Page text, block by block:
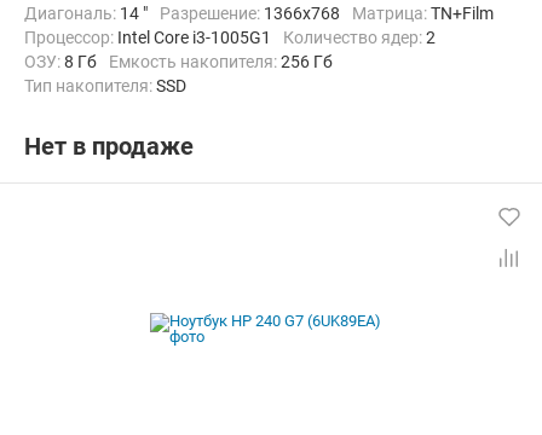
Диагональ: 14 " Разрешение: 1366x768 Матрица:TN+Film
Процессор: Intel Core i3-1005G1 Количество ядер:2
ОЗУ:8 Гб Емкость накопителя:256 Гб
Тип накопителя:SSD
Операционная система:
Нет в продаже